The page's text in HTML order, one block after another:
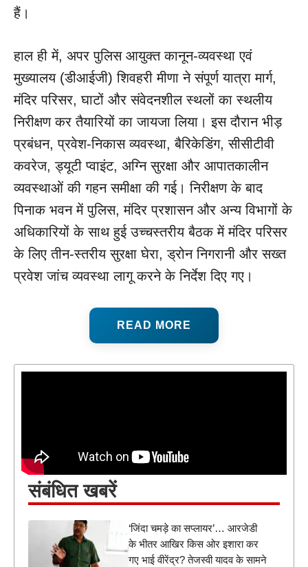
हैं।
हाल ही में, अपर पुलिस आयुक्त कानून-व्यवस्था एवं
मुख्यालय (डीआईजी) शिवहरी मीणा ने संपूर्ण यात्रा मार्ग,
मंदिर परिसर, घाटों और संवेदनशील स्थलों का स्थलीय
निरीक्षण कर तैयारियों का जायजा लिया। इस दौरान भीड़
प्रबंधन, प्रवेश-निकास व्यवस्था, बैरिकेडिंग, सीसीटीवी
कवरेज, ड्यूटी प्वाइंट, अग्नि सुरक्षा और आपातकालीन
व्यवस्थाओं की गहन समीक्षा की गई। निरीक्षण के बाद
पिनाक भवन में पुलिस, मंदिर प्रशासन और अन्य विभागों के
अधिकारियों के साथ हुई उच्चस्तरीय बैठक में मंदिर परिसर
के लिए तीन-स्तरीय सुरक्षा घेरा, ड्रोन निगरानी और सख्त
प्रवेश जांच व्यवस्था लागू करने के निर्देश दिए गए।
READ MORE
संबंधित खबरें
‘जिंदा चमड़े का सप्लायर’… आरजेडी
के भीतर आखिर किस ओर इशारा कर
गए भाई वीरेंद्र? तेजस्वी यादव के सामने